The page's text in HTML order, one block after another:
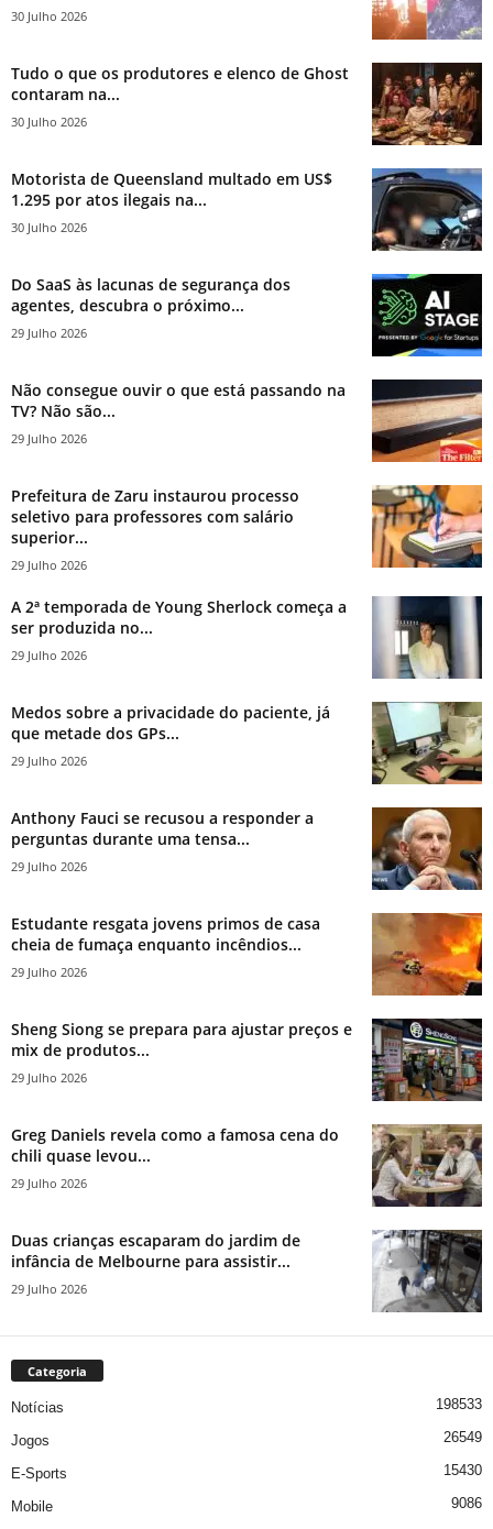
30 Julho 2026
Tudo o que os produtores e elenco de Ghost
contaram na...
30 Julho 2026
Motorista de Queensland multado em US$
1.295 por atos ilegais na...
30 Julho 2026
Do SaaS às lacunas de segurança dos
agentes, descubra o próximo...
29 Julho 2026
Não consegue ouvir o que está passando na
TV? Não são...
29 Julho 2026
Prefeitura de Zaru instaurou processo
seletivo para professores com salário
superior...
29 Julho 2026
A 2ª temporada de Young Sherlock começa a
ser produzida no...
29 Julho 2026
Medos sobre a privacidade do paciente, já
que metade dos GPs...
29 Julho 2026
Anthony Fauci se recusou a responder a
perguntas durante uma tensa...
29 Julho 2026
Estudante resgata jovens primos de casa
cheia de fumaça enquanto incêndios...
29 Julho 2026
Sheng Siong se prepara para ajustar preços e
mix de produtos...
29 Julho 2026
Greg Daniels revela como a famosa cena do
chili quase levou...
29 Julho 2026
Duas crianças escaparam do jardim de
infância de Melbourne para assistir...
29 Julho 2026
Categoria
Notícias 198533
Jogos 26549
E-Sports 15430
Mobile
9086